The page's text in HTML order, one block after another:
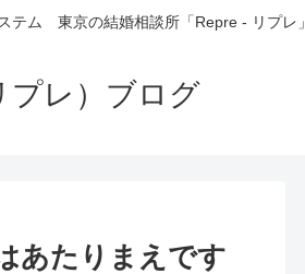
テム 東京の結婚相談所「Repre - リプレ」
プレ）ブログ
あたりまえです